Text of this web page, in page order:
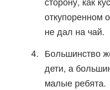
откупоренном
не дал на чай.
Большинство
дети, а
малые ребята.